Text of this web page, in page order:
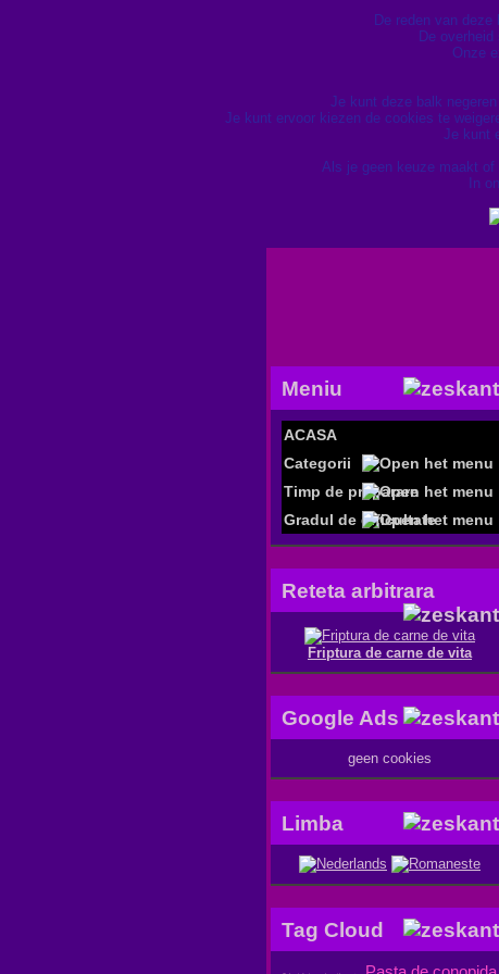
De reden van
De
Onze
Je kunt deze balk
Je kunt ervoor kiezen de cookies te
Je kunt
Als je geen keuze maakt of
In
Meniu
ACASA
Categorii
Timp de preparare
Gradul de dificultate
Reteta arbitrara
Friptura de carne de vita
Google Ads
geen cookies
Limba
Tag Cloud